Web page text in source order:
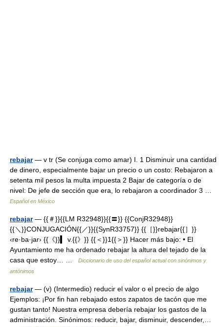
rebajar— v tr (Se conjuga como amar) I. 1 Disminuir una cantidad
de dinero, especialmente bajar un precio o un costo: Rebajaron a
setenta mil pesos la multa impuesta 2 Bajar de categoría o de
nivel: De jefe de sección que era, lo rebajaron a coordinador 3 …
Español en México
rebajar— {{＃}}{{LM R32948}}{{〓}} {{ConjR32948}}
{{＼}}CONJUGACIÓN{{／}}{{SynR33757}} {{［}}rebajar{{］}}
‹re·ba·jar› {{《}}▍ v.{{》}} {{＜}}1{{＞}} Hacer más bajo: • El
Ayuntamiento me ha ordenado rebajar la altura del tejado de la
casa que estoy… …
Diccionario de uso del español actual con sinónimos y
antónimos
rebajar— (v) (Intermedio) reducir el valor o el precio de algo
Ejemplos: ¡Por fin han rebajado estos zapatos de tacón que me
gustan tanto! Nuestra empresa debería rebajar los gastos de la
administración. Sinónimos: reducir, bajar, disminuir, descender,…